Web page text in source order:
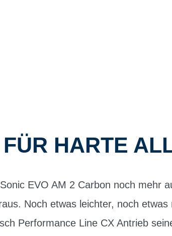
HARTE
EVO AM 2 Carbon noch mehr
Noch etwas leichter, noch
Performance Line CX Antrieb